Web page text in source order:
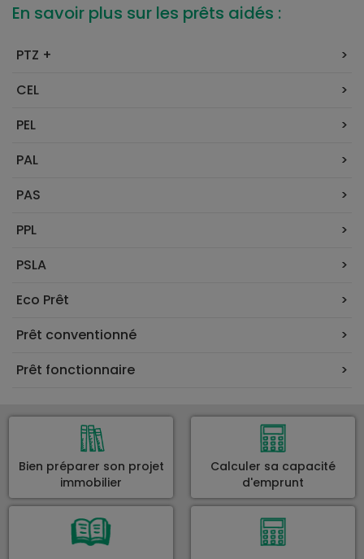
En savoir plus sur les prêts aidés :
PTZ +
CEL
PEL
PAL
PAS
PPL
PSLA
Eco Prêt
Prêt conventionné
Prêt fonctionnaire
Bien préparer son projet
immobilier
Calculer sa capacité
d'emprunt